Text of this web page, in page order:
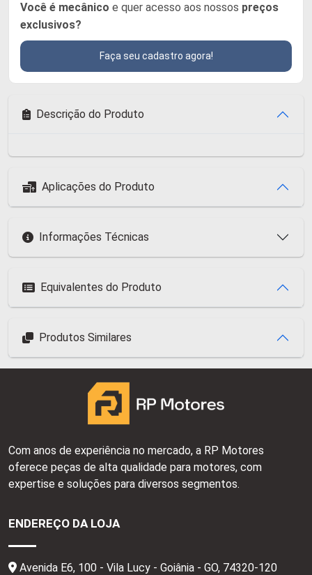
Você é mecânico e quer acesso aos nossos preços
exclusivos?
Faça seu cadastro agora!
Descrição do Produto
Aplicações do Produto
Informações Técnicas
Equivalentes do Produto
Produtos Similares
Com anos de experiência no mercado, a RP Motores
oferece peças de alta qualidade para motores, com
expertise e soluções para diversos segmentos.
ENDEREÇO DA LOJA
Avenida E6, 100 - Vila Lucy - Goiânia - GO, 74320-120